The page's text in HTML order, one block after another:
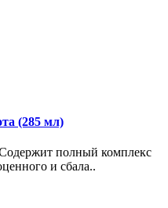
(285 мл)
полный комплекс
и сбала..